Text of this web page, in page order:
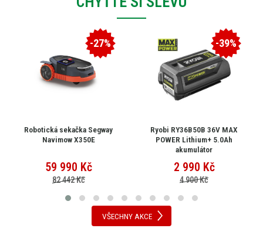
-27%
Robotická sekačka Segway
Navimow X350E
59 990 Kč
82 442 Kč
-39%
Ryobi RY36B50B 36V MAX
POWER Lithium+ 5.0Ah
akumulátor
2 990 Kč
4 900 Kč
VŠECHNY AKCE